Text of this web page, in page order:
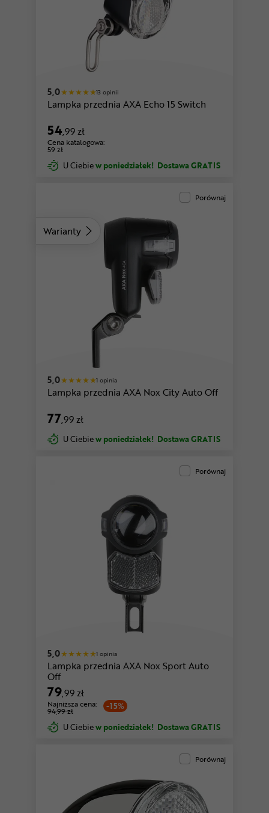
5,0 13 opinii
Lampka przednia AXA Echo 15 Switch
54,99 zł
Cena katalogowa:
59 zł
U Ciebiew poniedziałek! Dostawa GRATIS
Warianty
Porównaj
5,0 1 opinia
Lampka przednia AXA Nox City Auto Off
77,99 zł
U Ciebiew poniedziałek! Dostawa GRATIS
Porównaj
5,0 1 opinia
Lampka przednia AXA Nox Sport Auto
Off
79,99 zł
-15%
Najniższa cena:
94,99 zł
U Ciebiew poniedziałek! Dostawa GRATIS
Porównaj